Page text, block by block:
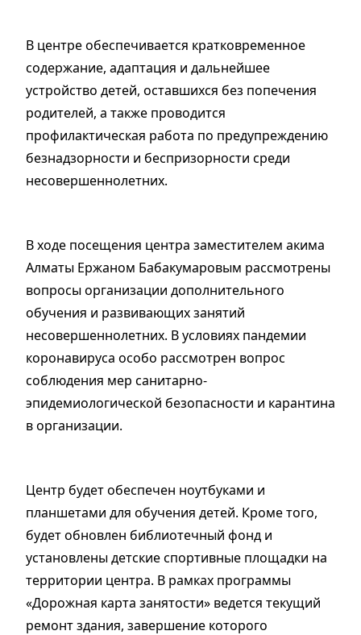
В центре обеспечивается кратковременное
содержание, адаптация и дальнейшее
устройство детей, оставшихся без попечения
родителей, а также проводится
профилактическая работа по предупреждению
безнадзорности и беспризорности среди
несовершеннолетних.
В ходе посещения центра заместителем акима
Алматы Ержаном Бабакумаровым рассмотрены
вопросы организации дополнительного
обучения и развивающих занятий
несовершеннолетних. В условиях пандемии
коронавируса особо рассмотрен вопрос
соблюдения мер санитарно-
эпидемиологической безопасности и карантина
в организации.
Центр будет обеспечен ноутбуками и
планшетами для обучения детей. Кроме того,
будет обновлен библиотечный фонд и
установлены детские спортивные площадки на
территории центра. В рамках программы
«Дорожная карта занятости» ведется текущий
ремонт здания, завершение которого